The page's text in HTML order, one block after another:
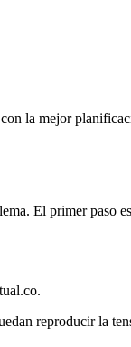
la mejor
El primer paso
reproducir la